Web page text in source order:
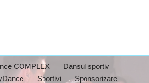
COMPLEX
Dansul sportiv
Sportivi
Sponsorizare